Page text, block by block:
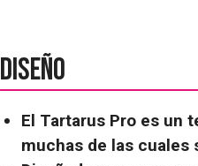
Diseño
El Tartarus Pro es un
muchas de las cuales